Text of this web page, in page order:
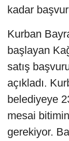
kadar
Kurban
başlayan
satış
açıkladı.
belediyeye
mesai
gerekiyor.